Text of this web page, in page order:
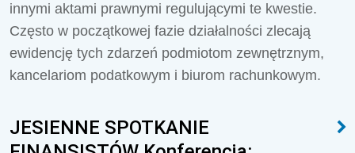
innymi aktami prawnymi regulującymi te kwestie.
Często w początkowej fazie działalności zlecają
ewidencję tych zdarzeń podmiotom zewnętrznym,
kancelariom podatkowym i biurom rachunkowym.
JESIENNE SPOTKANIE